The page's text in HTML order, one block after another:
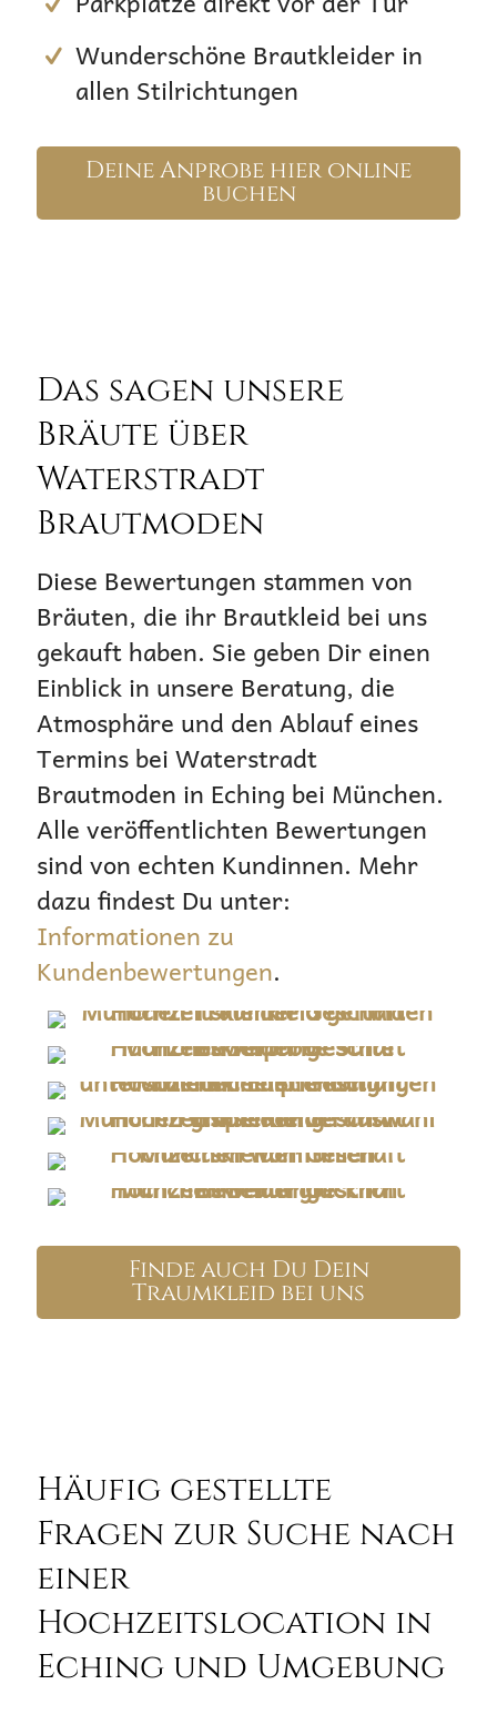
Wunderschöne Brautkleider in
allen Stilrichtungen
Deine Anprobe hier online
buchen
Das sagen unsere
Bräute über
Waterstradt
Brautmoden
Diese Bewertungen stammen von
Bräuten, die ihr Brautkleid bei uns
gekauft haben. Sie geben Dir einen
Einblick in unsere Beratung, die
Atmosphäre und den Ablauf eines
Termins bei Waterstradt
Brautmoden in Eching bei München.
Alle veröffentlichten Bewertungen
sind von echten Kundinnen. Mehr
dazu findest Du unter:
Informationen zu
Kundenbewertungen.
Finde auch Du Dein
Traumkleid bei uns
Häufig gestellte
Fragen zur Suche nach
einer
Hochzeitslocation in
Eching und Umgebung